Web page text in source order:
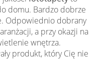
domu. Bardzo dobrze
Odpowiednio dobrany
a przy okazji na
wnętrza.
produkt, który Cię nie